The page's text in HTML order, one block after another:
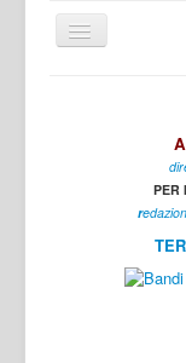
Cambia
navigazione
PER
r